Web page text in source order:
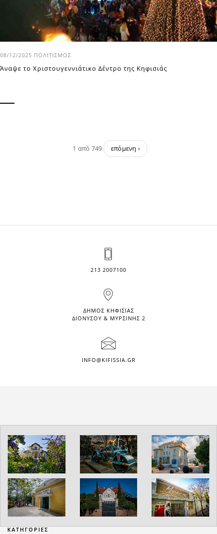
08/12/2025 ΠΟΛΙΤΙΣΜΌΣ
Άναψε το Χριστουγεννιάτικο Δέντρο της Κηφισιάς
1 από 749 επόμενη ›
213 2007100
ΔΗΜΟΣ ΚΗΦΙΣΙΑΣ
ΔΙΟΝΥΣΟΥ & ΜΥΡΣΙΝΗΣ 2
INFO@KIFISSIA.GR
ΚΑΤΗΓΟΡΙΕΣ